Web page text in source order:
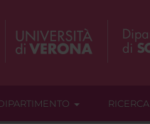
RICERCA